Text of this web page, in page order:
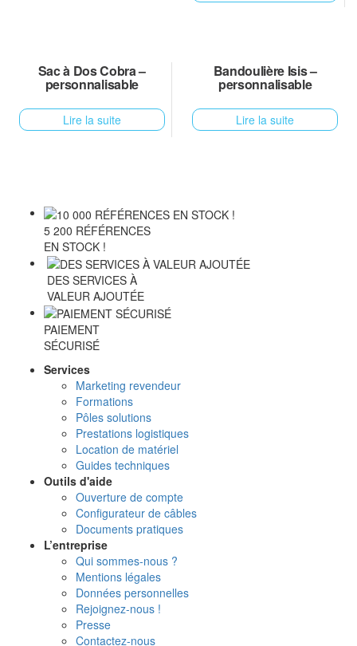
Sac à Dos Cobra –
personnalisable
Lire la suite
Bandoulière Isis –
personnalisable
Lire la suite
5 200 RÉFÉRENCES
EN STOCK !
DES SERVICES À
VALEUR AJOUTÉE
PAIEMENT
SÉCURISÉ
Services
Marketing revendeur
Formations
Pôles solutions
Prestations logistiques
Location de matériel
Guides techniques
Outils d'aide
Ouverture de compte
Configurateur de câbles
Documents pratiques
L’entreprise
Qui sommes-nous ?
Mentions légales
Données personnelles
Rejoignez-nous !
Presse
Contactez-nous